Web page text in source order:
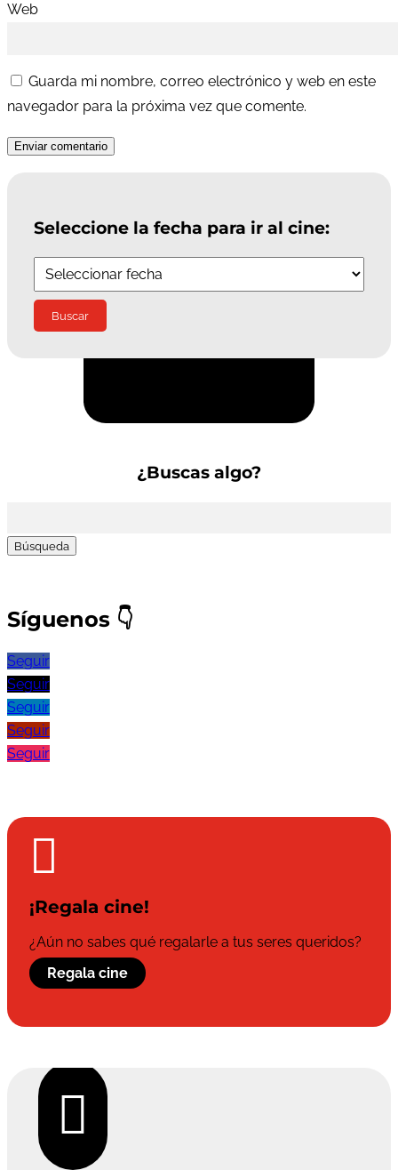
Web
Guarda mi nombre, correo electrónico y web en este
navegador para la próxima vez que comente.
Enviar comentario
Seleccione la fecha para ir al cine:
¿Buscas algo?
Síguenos 👇
Seguir
Seguir
Seguir
Seguir
Seguir

¡Regala cine!
¿Aún no sabes qué regalarle a tus seres queridos?
Regala cine
